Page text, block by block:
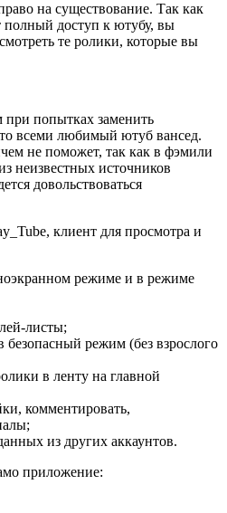
на существование. Так как
полный доступ к ютубу, вы
те ролики, которые вы
при попытках заменить
всеми любимый ютуб вансед.
не поможет, так как в фэмили
неизвестных источников
довольствоваться
клиент для просмотра и
режиме и в режиме
листы;
безопасный режим (без взрослого
в ленту на главной
комментировать,
из других аккаунтов.
приложение: